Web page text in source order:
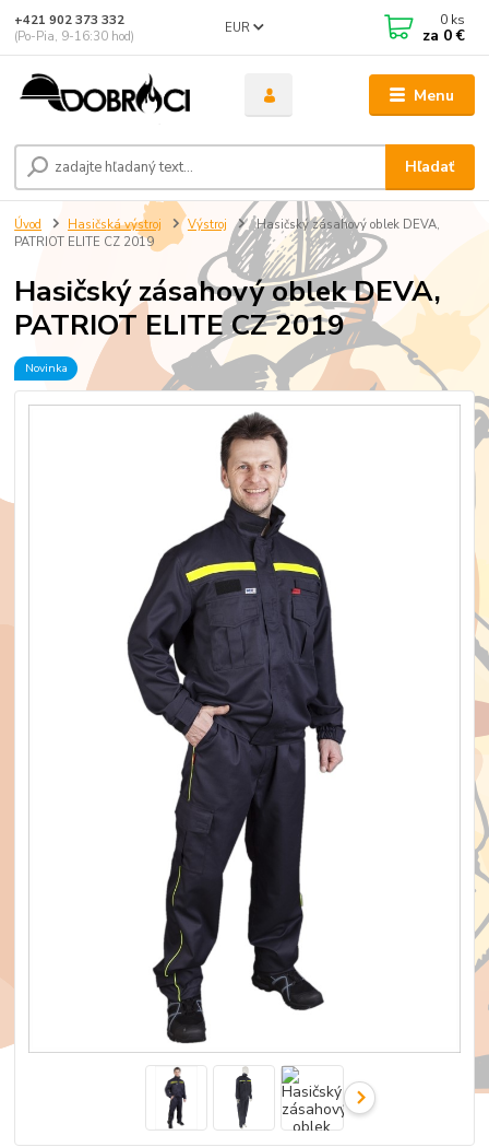
Menu
EUR
Hľadať
+421 902 373 332
(Po-Pia, 9-16:30 hod)
0 ks
za 0 €
Úvod Hasičská výstroj Výstroj
Hasičský zásahový oblek DEVA,
PATRIOT ELITE CZ 2019
Hasičský zásahový oblek DEVA,
PATRIOT ELITE CZ 2019
Novinka